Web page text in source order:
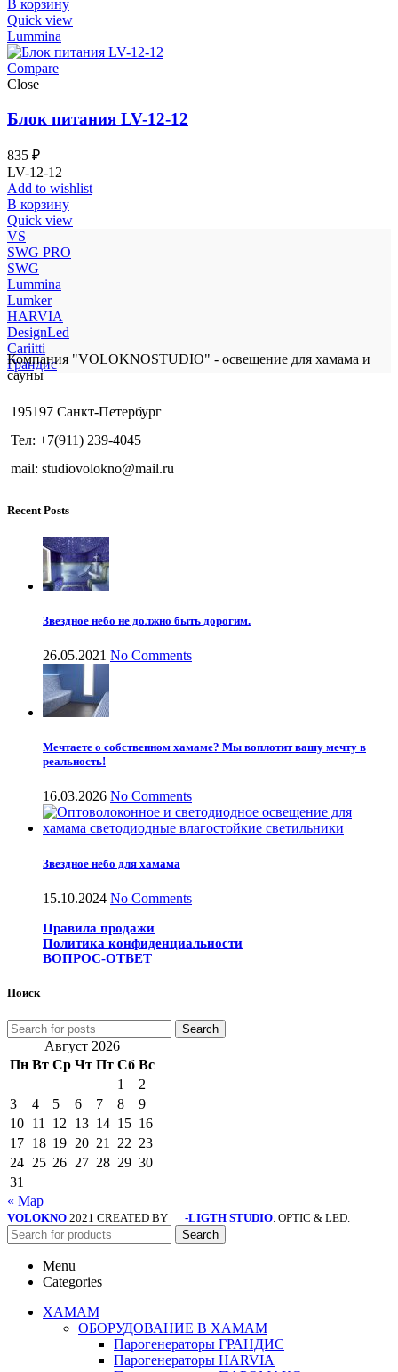
В корзину
Quick view
Lummina
Compare
Close
Блок питания LV-12-12
835 ₽
LV-12-12
Add to wishlist
В корзину
Quick view
VS
SWG PRO
SWG
Lummina
Lumker
HARVIA
DesignLed
Cariitti
Грандис
Компания "VOLOKNOSTUDIO" - освещение для хамама и
сауны
195197 Санкт-Петербург
Тел: +7(911) 239-4045
mail: studiovolokno@mail.ru
Recent Posts
Звездное небо не должно быть дорогим.
26.05.2021 No Comments
Мечтаете о собственном хамаме? Мы воплотит вашу мечту в
реальность!
16.03.2026 No Comments
Звездное небо для хамама
15.10.2024 No Comments
Правила продажи
Политика конфиденциальности
ВОПРОС-ОТВЕТ
Поиск
Search
Август 2026
Пн Вт Ср Чт Пт Сб Вс
1
2
3
4 5 6 7 8
9
10 11 12 13 14 15 16
17 18 19 20 21 22 23
24 25 26 27 28 29 30
31
« Мар
VOLOKNO 2021 CREATED BY -LIGTH STUDIO. OPTIC & LED.
Search
Menu
Categories
ХАМАМ
ОБОРУДОВАНИЕ В ХАМАМ
Парогенераторы ГРАНДИС
Парогенераторы HARVIA